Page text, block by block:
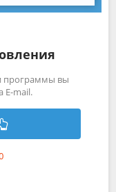
программы вы
E-mail.